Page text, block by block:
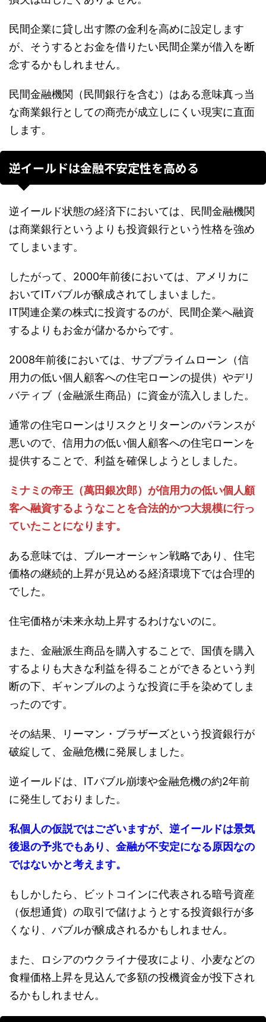
民間企業に貸し出す際の金利を高めに設定します
が、そうするとお金を借りたい民間企業が借入を断
念するかもしれません。
民間金融機関（民間銀行を含む）はある意味真っ当
な商業銀行としての商売が成立しにくい現実に直面
します。
逆イールドは金融不安定性を高める
逆イールド状態の経済下においては、民間金融機関
は商業銀行というよりも投資銀行という性格を強め
てしまいます。
したがって、2000年前後においては、アメリカに
おいてITバブルが醸成されてしまいました。
IT関連企業の株式に投資するのが、民間企業へ融資
するよりもお金が儲かるからです。
2008年前後においては、サブプライムローン（信
用力の低い個人顧客への住宅ローンの提供）やデリ
バティブ（金融派生商品）に資金が流入しました。
通常の住宅ローンはリスクとリターンのバランスが
悪いので、信用力の低い個人顧客への住宅ローンを
提供することで、利益を確保しようとしました。
ミナミの帝王（萬田銀次郎）が信用力の低い個人顧
客へ融資するようなことを合法的かつ大規模に行っ
ていたことになります。
ある意味では、ブルーオーシャン戦略であり、住宅
価格の継続的上昇が見込める経済環境下では合理的
でした。
住宅価格が未来永劫上昇するわけないのに。
また、金融派生商品を購入することで、国債を購入
するよりも大きな利益を得ることができるという判
断の下、ギャンブルのような投資に手を染めてしま
ったのです。
その結果、リーマン・ブラザーズという投資銀行が
破綻して、金融危機に発展しました。
逆イールドは、ITバブル崩壊や金融危機の約2年前
に発生しておりました。
私個人の仮説ではございますが、逆イールドは景気
後退の予兆でもあり、金融が不安定になる原因なの
ではないかと考えます。
もしかしたら、ビットコインに代表される暗号資産
（仮想通貨）の取引で儲けようとする投資銀行が多
くなり、バブルが醸成されるかもしれません。
また、ロシアのウクライナ侵攻により、小麦などの
食糧価格上昇を見込んで多額の投機資金が投下され
るかもしれません。